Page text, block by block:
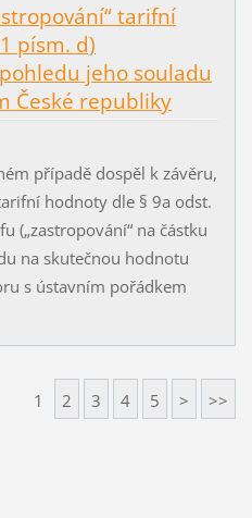
tarifní
písm. d)
jeho souladu
České republiky
případě dospěl k závěru,
hodnoty dle § 9a odst.
(„zastropování“ na částku
na skutečnou hodnotu
s ústavním pořádkem
1 2 3 4 5 > >>